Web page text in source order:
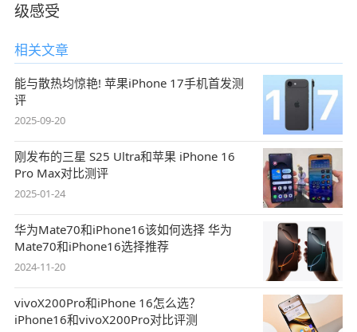
级感受
相关文章
能与散热均惊艳! 苹果iPhone 17手机首发测
评
2025-09-20
刚发布的三星 S25 Ultra和苹果 iPhone 16
Pro Max对比测评
2025-01-24
华为Mate70和iPhone16该如何选择 华为
Mate70和iPhone16选择推荐
2024-11-20
vivoX200Pro和iPhone 16怎么选？
iPhone16和vivoX200Pro对比评测